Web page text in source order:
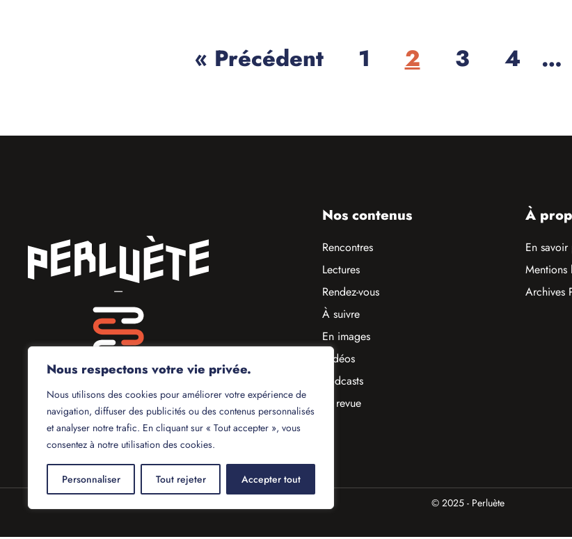
Nous respectons votre vie privée.
Nous utilisons des cookies pour améliorer votre expérience de
navigation, diffuser des publicités ou des contenus personnalisés
et analyser notre trafic. En cliquant sur « Tout accepter », vous
consentez à notre utilisation des cookies.
Personnaliser Tout rejeter Accepter tout
« Précédent 1 2 3 4 …
—
Nos contenus
Rencontres
Lectures
Rendez-vous
À suivre
En images
Vidéos
Podcasts
La revue
À
En
Mentions
Archives
© 2025 - Perluète